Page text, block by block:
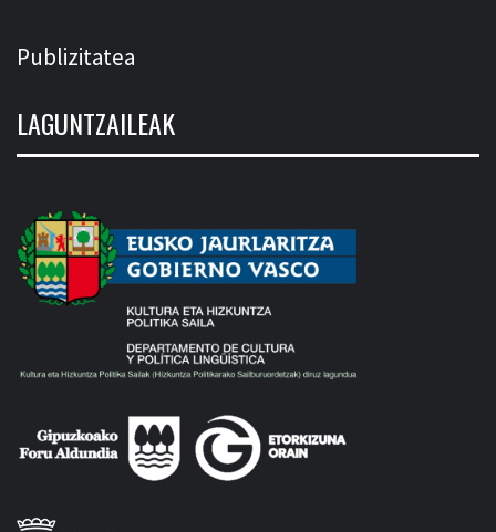
Publizitatea
LAGUNTZAILEAK